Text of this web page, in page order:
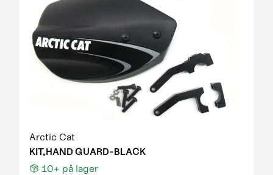
Arctic Cat
KIT,HAND GUARD-BLACK
10+ på lager